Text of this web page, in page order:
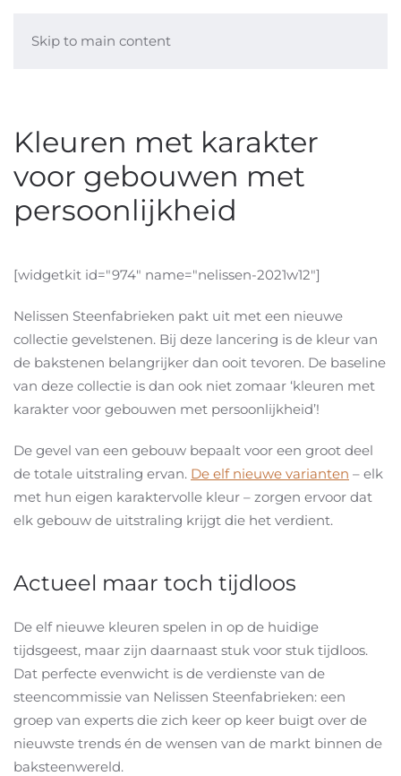
Skip to main content
Kleuren met karakter
voor gebouwen met
persoonlijkheid
[widgetkit id="974" name="nelissen-2021w12"]
Nelissen Steenfabrieken pakt uit met een nieuwe
collectie gevelstenen. Bij deze lancering is de kleur van
de bakstenen belangrijker dan ooit tevoren. De baseline
van deze collectie is dan ook niet zomaar ‘kleuren met
karakter voor gebouwen met persoonlijkheid’!
De gevel van een gebouw bepaalt voor een groot deel
de totale uitstraling ervan. De elf nieuwe varianten – elk
met hun eigen karaktervolle kleur – zorgen ervoor dat
elk gebouw de uitstraling krijgt die het verdient.
Actueel maar toch tijdloos
De elf nieuwe kleuren spelen in op de huidige
tijdsgeest, maar zijn daarnaast stuk voor stuk tijdloos.
Dat perfecte evenwicht is de verdienste van de
steencommissie van Nelissen Steenfabrieken: een
groep van experts die zich keer op keer buigt over de
nieuwste trends én de wensen van de markt binnen de
baksteenwereld.